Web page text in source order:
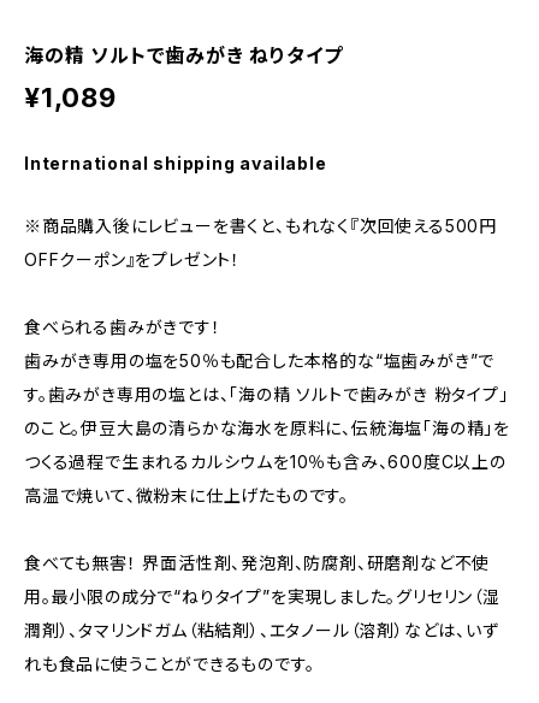
海の精 ソルトで歯みがき ねりタイプ
¥1,089
International shipping available
※商品購入後にレビューを書くと、もれなく『次回使える500円
OFFクーポン』をプレゼント！
食べられる歯みがきです！
歯みがき専用の塩を50％も配合した本格的な“塩歯みがき”で
す。歯みがき専用の塩とは、「海の精 ソルトで歯みがき 粉タイプ」
のこと。伊豆大島の清らかな海水を原料に、伝統海塩「海の精」を
つくる過程で生まれるカルシウムを10％も含み、600度C以上の
高温で焼いて、微粉末に仕上げたものです。
食べても無害！ 界面活性剤、発泡剤、防腐剤、研磨剤など不使
用。最小限の成分で“ねりタイプ”を実現しました。グリセリン（湿
潤剤）、タマリンドガム（粘結剤）、エタノール（溶剤）などは、いず
れも食品に使うことができるものです。